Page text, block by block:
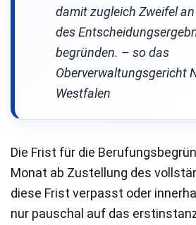
damit zugleich Zweifel
des
begründen. – so das
Oberverwaltungsgericht
Westfalen
Die Frist für die
Monat ab Zustellung des
diese Frist verpasst oder
nur pauschal auf das